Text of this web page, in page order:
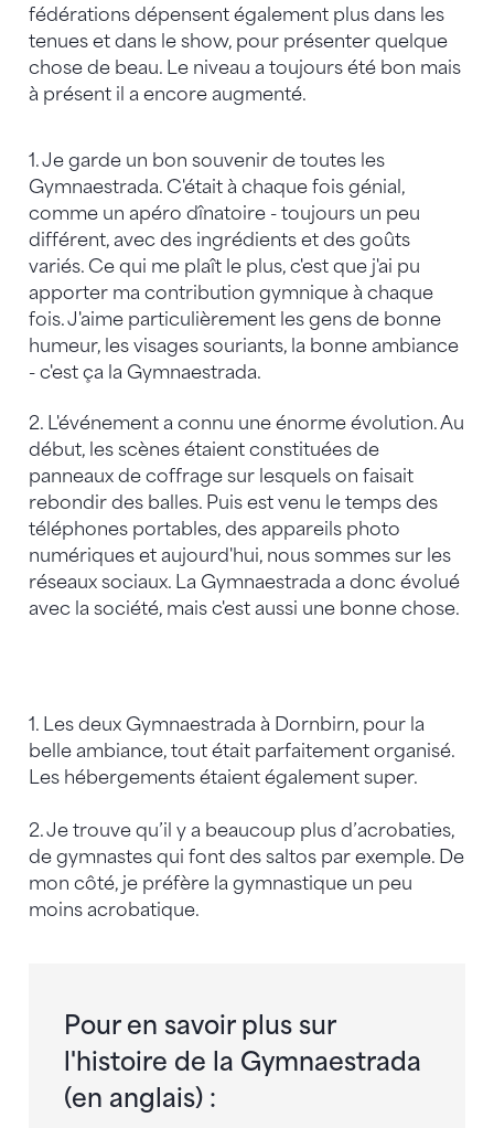
fédérations dépensent également plus dans les
tenues et dans le show, pour présenter quelque
chose de beau. Le niveau a toujours été bon mais
à présent il a encore augmenté.
1. Je garde un bon souvenir de toutes les
Gymnaestrada. C'était à chaque fois génial,
comme un apéro dînatoire - toujours un peu
différent, avec des ingrédients et des goûts
variés. Ce qui me plaît le plus, c'est que j'ai pu
apporter ma contribution gymnique à chaque
fois. J'aime particulièrement les gens de bonne
humeur, les visages souriants, la bonne ambiance
- c'est ça la Gymnaestrada.
2. L'événement a connu une énorme évolution. Au
début, les scènes étaient constituées de
panneaux de coffrage sur lesquels on faisait
rebondir des balles. Puis est venu le temps des
téléphones portables, des appareils photo
numériques et aujourd'hui, nous sommes sur les
réseaux sociaux. La Gymnaestrada a donc évolué
avec la société, mais c'est aussi une bonne chose.
1. Les deux Gymnaestrada à Dornbirn, pour la
belle ambiance, tout était parfaitement organisé.
Les hébergements étaient également super.
2. Je trouve qu’il y a beaucoup plus d’acrobaties,
de gymnastes qui font des saltos par exemple. De
mon côté, je préfère la gymnastique un peu
moins acrobatique.
Pour en savoir plus sur
l'histoire de la Gymnaestrada
(en anglais) :